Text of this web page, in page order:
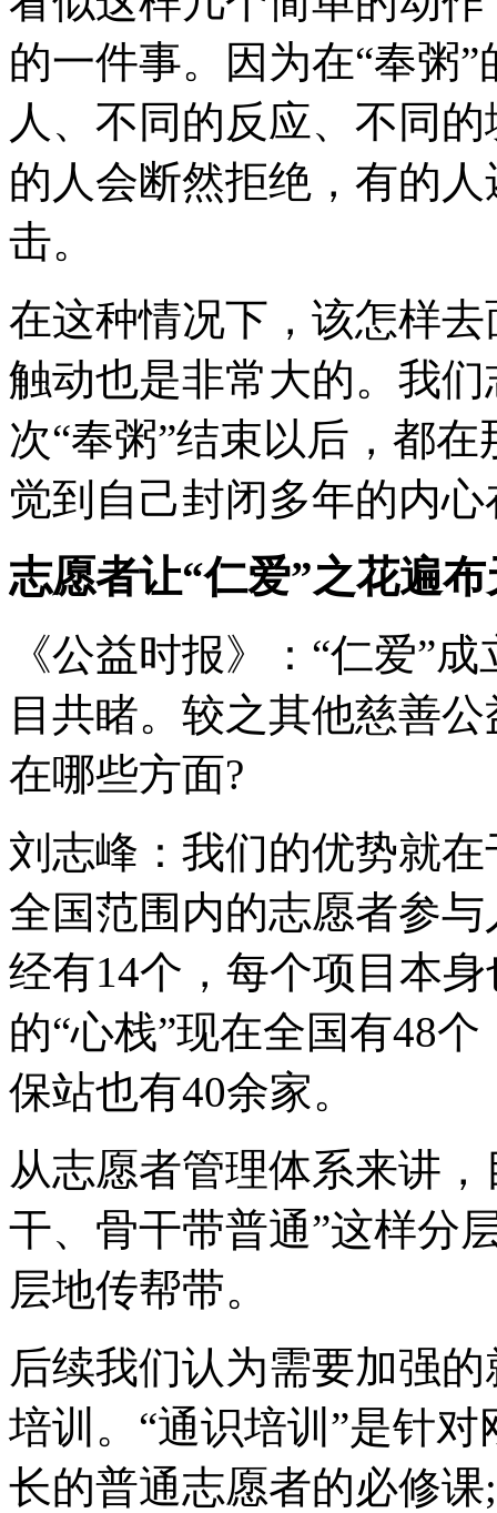
的一件事。因为在“奉粥
人、不同的反应、不同
的人会断然拒绝，有的
击。
在这种情况下，该怎样
触动也是非常大的。我
次“奉粥”结束以后，都
觉到自己封闭多年的内
志愿者让“仁爱”之花遍
《公益时报》：“仁爱”
目共睹。较之其他慈善
在哪些方面?
刘志峰：我们的优势就
全国范围内的志愿者参
经有14个，每个项目本
的“心栈”现在全国有48
保站也有40余家。
从志愿者管理体系来讲
干、骨干带普通”这样分
层地传帮带。
后续我们认为需要加强
培训。“通识培训”是针
长的普通志愿者的必修